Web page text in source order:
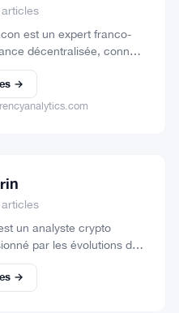
est un expert franco-
décentralisée, connu
pointues sur le Bitcoin,
européens et les enjeux
de la crypto. Basé…
→
un analyste crypto
par les évolutions du
et les innovations sur
à Miami, il suit de près
→